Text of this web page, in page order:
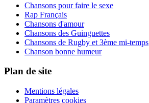
Chansons pour faire le sexe
Rap Français
Chansons d'amour
Chansons des Guinguettes
Chansons de Rugby et 3ème mi-temps
Chanson bonne humeur
Plan de site
Mentions légales
Paramètres cookies